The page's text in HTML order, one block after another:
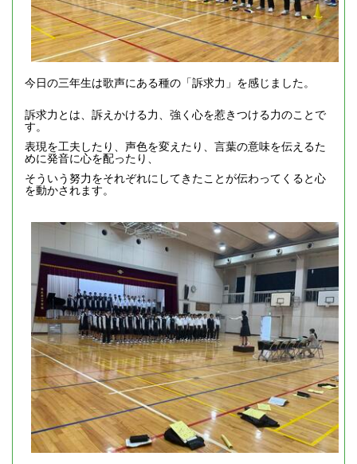
今日の三年生は歌声にある種の「訴求力」を感じました。
訴求力とは、訴えかける力、強く心を惹きつける力のことで
す。
表現を工夫したり、声色を変えたり、言葉の意味を伝えるた
めに発音に心を配ったり、
そういう努力をそれぞれにしてきたことが伝わってくると心
を動かされます。